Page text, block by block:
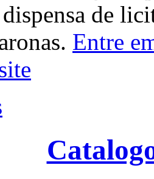
de
Entre